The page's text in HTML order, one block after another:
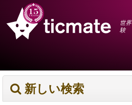
世
験
新しい検索